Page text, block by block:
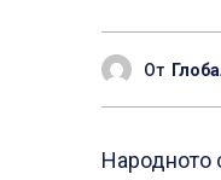
От
Народното